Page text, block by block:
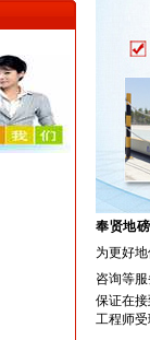
奉贤地
为更好
咨询等
保证在
工程师